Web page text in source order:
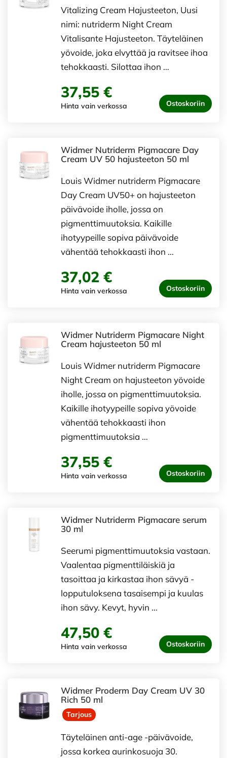
Vitalizing Cream Hajusteeton, Uusi
nimi: nutriderm Night Cream
Vitalisante Hajusteeton. Täyteläinen
yövoide, joka elvyttää ja ravitsee ihoa
tehokkaasti. Silottaa ihon …
37,55 €
Hinta vain verkossa Ostoskoriin
Widmer Nutriderm Pigmacare Day
Cream UV 50 hajusteeton 50 ml
Louis Widmer nutriderm Pigmacare
Day Cream UV50+ on hajusteeton
päivävoide iholle, jossa on
pigmenttimuutoksia. Kaikille
ihotyypeille sopiva päivävoide
vähentää tehokkaasti ihon …
37,02 €
Hinta vain verkossa Ostoskoriin
Widmer Nutriderm Pigmacare Night
Cream hajusteeton 50 ml
Louis Widmer nutriderm Pigmacare
Night Cream on hajusteeton yövoide
iholle, jossa on pigmenttimuutoksia.
Kaikille ihotyypeille sopiva yövoide
vähentää tehokkaasti ihon
pigmenttimuutoksia …
37,55 €
Hinta vain verkossa Ostoskoriin
Widmer Nutriderm Pigmacare serum
30 ml
Seerumi pigmenttimuutoksia vastaan.
Vaalentaa pigmenttiläiskiä ja
tasoittaa ja kirkastaa ihon sävyä -
lopputuloksena tasaisempi ja kuulas
ihon sävy. Kevyt, hyvin …
47,50 €
Hinta vain verkossa Ostoskoriin
Widmer Proderm Day Cream UV 30
Rich 50 ml
Tarjous
Täyteläinen anti-age -päivävoide,
jossa korkea aurinkosuoja 30.